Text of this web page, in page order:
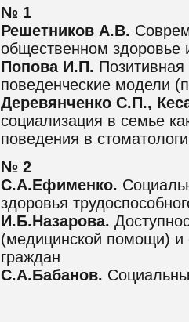
№ 1
Решетников А.В.
общественном
Попова И.П.
поведенческие модели
Деревянченко С.П.,
социализация в семье
поведения в
№ 2
С.А.Ефименко.
здоровья
И.Б.Назарова.
(медицинской помощи) и
граждан
С.А.Бабанов.